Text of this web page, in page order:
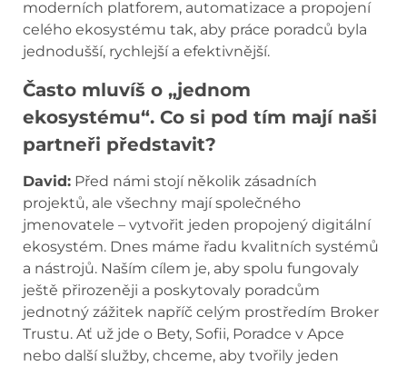
moderních platforem, automatizace a propojení
celého ekosystému tak, aby práce poradců byla
jednodušší, rychlejší a efektivnější.
Často mluvíš o „jednom
ekosystému“. Co si pod tím mají naši
partneři představit?
David: Před námi stojí několik zásadních
projektů, ale všechny mají společného
jmenovatele – vytvořit jeden propojený digitální
ekosystém. Dnes máme řadu kvalitních systémů
a nástrojů. Naším cílem je, aby spolu fungovaly
ještě přirozeněji a poskytovaly poradcům
jednotný zážitek napříč celým prostředím Broker
Trustu. Ať už jde o Bety, Sofii, Poradce v Apce
nebo další služby, chceme, aby tvořily jeden